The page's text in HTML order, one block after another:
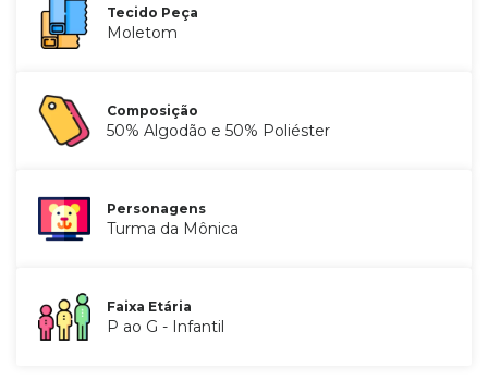
Tecido Peça
Moletom
Composição
50% Algodão e 50% Poliéster
Personagens
Turma da Mônica
Faixa Etária
P ao G - Infantil